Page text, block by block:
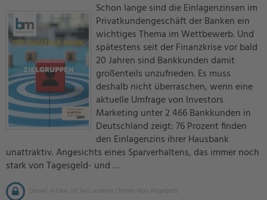
Schon lange sind die Einlagenzinsen im
Privatkundengeschäft der Banken ein
wichtiges Thema im Wettbewerb. Und
spätestens seit der Finanzkrise vor bald
20 Jahren sind Bankkunden damit
großenteils unzufrieden. Es muss
deshalb nicht überraschen, wenn eine
aktuelle Umfrage von Investors
Marketing unter 2 466 Bankkunden in
Deutschland zeigt: 76 Prozent finden
den Einlagenzins ihrer Hausbank
unattraktiv. Angesichts eines Sparverhaltens, das immer noch
stark von Tagesgeld- und …
Dieser Artikel ist Teil unseres Online-Abo Angebots.